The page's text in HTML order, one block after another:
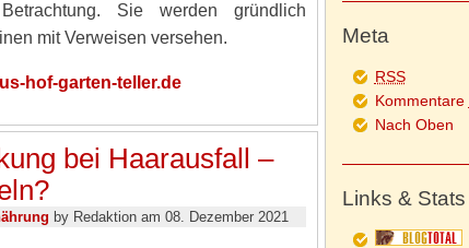
Sie werden gründlich
mit Verweisen versehen.
hof-garten-teller.de
bei Haarausfall –
by Redaktion am 08. Dezember 2021
Meta
RSS
Kommentare
Nach Oben
Links & Stats